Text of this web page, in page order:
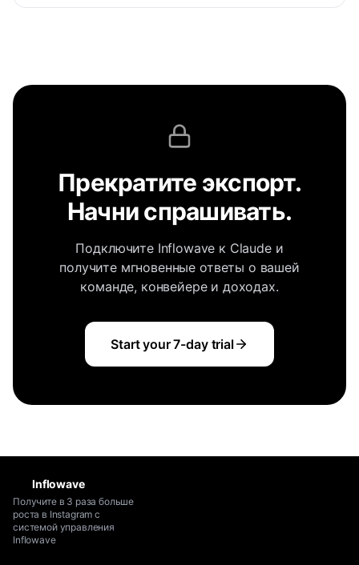
Прекратите экспорт.
Начни спрашивать.
Подключите Inflowave к Claude и
получите мгновенные ответы о вашей
команде, конвейере и доходах.
Start your 7-day trial
Inflowave
Получите в 3 раза больше
роста в Instagram с
системой управления
Inflowave